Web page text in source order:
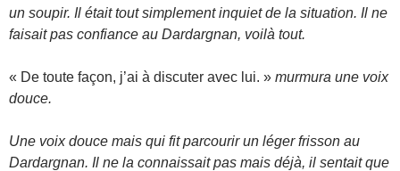
un soupir. Il était tout simplement inquiet de la situation. Il ne
faisait pas confiance au Dardargnan, voilà tout.
« De toute façon, j’ai à discuter avec lui. » murmura une voix
douce.
Une voix douce mais qui fit parcourir un léger frisson au
Dardargnan. Il ne la connaissait pas mais déjà, il sentait que